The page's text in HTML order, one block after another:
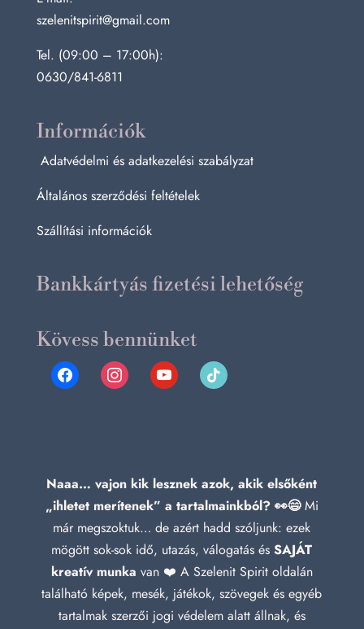
szelenitspirit@gmail.com
Tel. (09:00 – 17:00h):
0630/841-6811
Információk
Adatvédelmi és adatkezelési szabályzat
Általános szerződési feltételek
Szállítási információk
Bankkártyás fizetési lehetőség
Kövess bennünket
facebookinstagramyoutube tiktok
Naaa… vajon kik lesznek azok, akik elsőként
„ihletet merítenek” a tartalmainkból? 👀😄Mi
már megszoktuk… de azért hadd szóljunk: ezek
mögött sok-sok idő, utazás, válogatás ésSAJÁT
kreatív munka van ❤️ A Szelenit Spirit oldalán
található képek, mesék, játékok, szövegek és egyéb
tartalmak szerzői jogi védelem alatt állnak, és